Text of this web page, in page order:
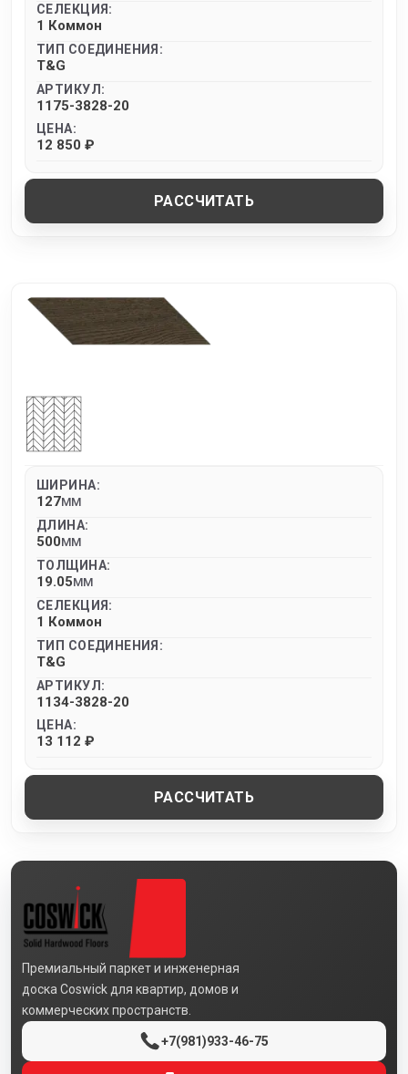
СЕЛЕКЦИЯ:
1 Коммон
ТИП СОЕДИНЕНИЯ:
T&G
АРТИКУЛ:
1175-3828-20
ЦЕНА:
12 850 ₽
РАССЧИТАТЬ
ШИРИНА:
127MM
ДЛИНА:
500MM
ТОЛЩИНА:
19.05MM
СЕЛЕКЦИЯ:
1 Коммон
ТИП СОЕДИНЕНИЯ:
T&G
АРТИКУЛ:
1134-3828-20
ЦЕНА:
13 112 ₽
РАССЧИТАТЬ
Премиальный паркет и инженерная
доска Coswick для квартир, домов и
коммерческих пространств.
+7(981)933-46-75